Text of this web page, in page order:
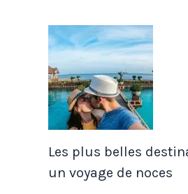
Les plus belles
un voyage de noces